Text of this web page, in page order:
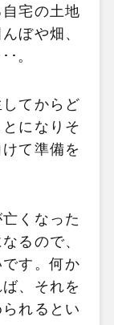
宅の土地
ぼや畑、
。
てからど
になりそ
て準備を
くなった
るので、
す。何か
、それを
れるとい